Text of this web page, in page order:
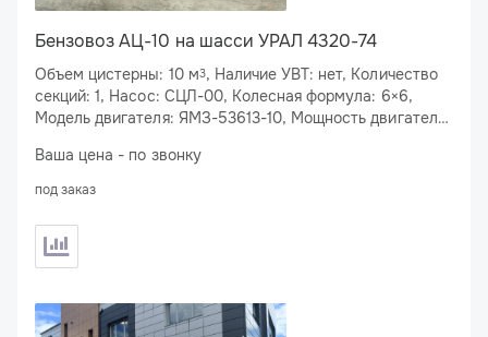
Бензовоз АЦ-10 на шасси УРАЛ 4320-74
Объем цистерны: 10 м3, Наличие УВТ: нет, Количество
секций: 1, Насос: СЦЛ-00, Колесная формула: 6×6,
Модель двигателя: ЯМЗ-53613-10, Мощность двигателя:
Ваша цена - по звонку
под заказ